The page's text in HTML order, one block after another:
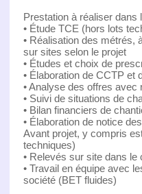
Prestation à réaliser dans
• Étude TCE (hors lots
• Réalisation des métrés,
sur sites selon le projet
• Études et choix de
• Élaboration de CCTP et
• Analyse des offres avec
• Suivi de situations de
• Bilan financiers de
• Élaboration de notice
Avant projet, y compris
techniques)
• Relevés sur site dans le
• Travail en équipe avec
société (BET fluides)